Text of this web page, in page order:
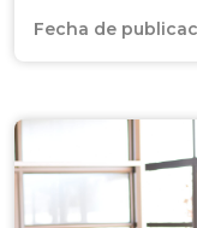
Fecha de